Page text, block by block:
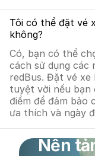
Tôi có thể đặt vé
không?
Có, bạn có thể
cách sử dụng
redBus. Đặt vé
tuyệt vời nếu bạn
điểm để đảm bảo
ưa thích và ngày
Nền